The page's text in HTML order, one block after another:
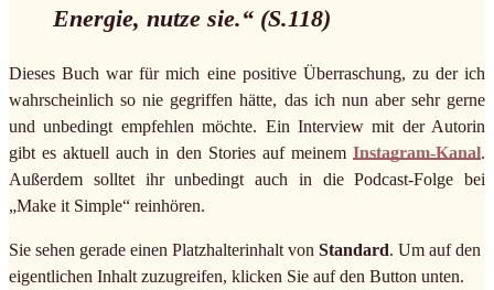
Energie, nutze sie.“ (S.118)
Dieses Buch war für mich eine positive Überraschung, zu der ich
wahrscheinlich so nie gegriffen hätte, das ich nun aber sehr gerne
und unbedingt empfehlen möchte. Ein Interview mit der Autorin
gibt es aktuell auch in den Stories auf meinem Instagram-Kanal.
Außerdem solltet ihr unbedingt auch in die Podcast-Folge bei
„Make it Simple“ reinhören.
Sie sehen gerade einen Platzhalterinhalt von Standard. Um auf den
eigentlichen Inhalt zuzugreifen, klicken Sie auf den Button unten.